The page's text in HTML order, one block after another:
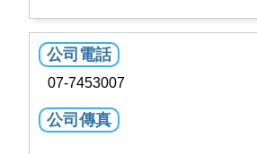
公司電話
07-7453007
公司傳真